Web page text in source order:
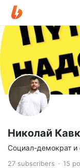
Николай
Социал-демократ и
27 subscribers 15